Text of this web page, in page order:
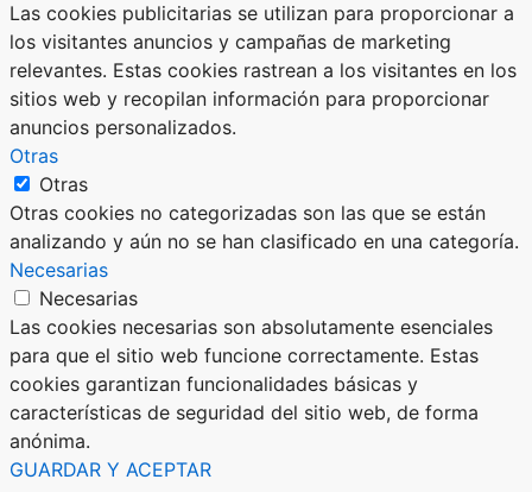
Las cookies publicitarias se utilizan para proporcionar a
los visitantes anuncios y campañas de marketing
relevantes. Estas cookies rastrean a los visitantes en los
sitios web y recopilan información para proporcionar
anuncios personalizados.
Otras
Otras
Otras cookies no categorizadas son las que se están
analizando y aún no se han clasificado en una categoría.
Necesarias
Necesarias
Las cookies necesarias son absolutamente esenciales
para que el sitio web funcione correctamente. Estas
cookies garantizan funcionalidades básicas y
características de seguridad del sitio web, de forma
anónima.
GUARDAR Y ACEPTAR